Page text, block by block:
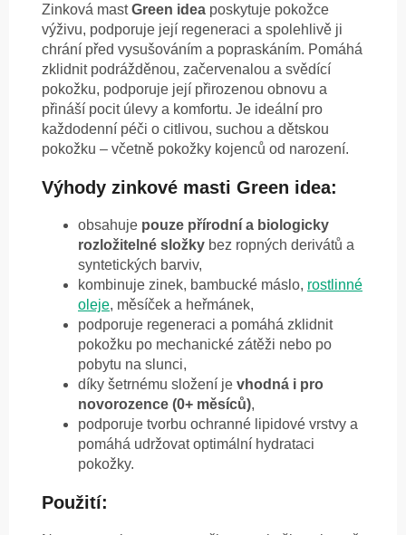
Zinková mastGreen idea poskytuje pokožce
výživu, podporuje její regeneraci a spolehlivě ji
chrání před vysušováním a popraskáním. Pomáhá
zklidnit podrážděnou, začervenalou a svědící
pokožku, podporuje její přirozenou obnovu a
přináší pocit úlevy a komfortu. Je ideální pro
každodenní péči o citlivou, suchou a dětskou
pokožku – včetně pokožky kojenců od narození.
Výhody zinkové masti Green idea:
obsahuje pouze přírodní a biologicky
rozložitelné složky bez ropných derivátů a
syntetických barviv,
kombinuje zinek, bambucké máslo, rostlinné
oleje, měsíček a heřmánek,
podporuje regeneraci a pomáhá zklidnit
pokožku po mechanické zátěži nebo po
pobytu na slunci,
díky šetrnému složení je vhodná i pro
novorozence (0+ měsíců),
podporuje tvorbu ochranné lipidové vrstvy a
pomáhá udržovat optimální hydrataci
pokožky.
Použití: